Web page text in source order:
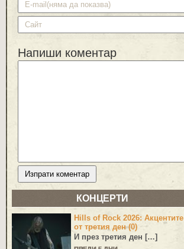
Напиши коментар
КОНЦЕРТИ
Hills of Rock 2026: Акцентите
от третия ден (0)
И през третия ден […]